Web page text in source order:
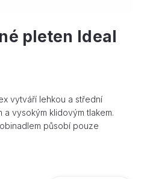
pleten Ideal
vytváří lehkou a střední
a vysokým klidovým tlakem.
působí pouze